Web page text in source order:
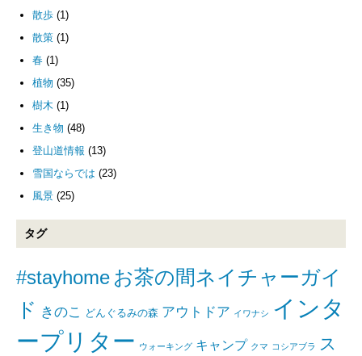
散歩 (1)
散策 (1)
春 (1)
植物 (35)
樹木 (1)
生き物 (48)
登山道情報 (13)
雪国ならでは (23)
風景 (25)
タグ
#stayhome お茶の間ネイチャーガイ
ド きのこ どんぐるみの森 アウトドア イワナシ インタ
ープリター ウォーキング キャンプ クマ コシアブラ
ス